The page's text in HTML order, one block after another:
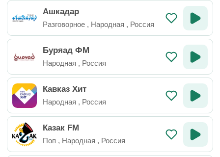
Ашкадар
Разговорное , Народная , Россия
Буряад ФМ
Народная , Россия
Кавказ Хит
Народная , Россия
Казак FM
Поп , Народная , Россия